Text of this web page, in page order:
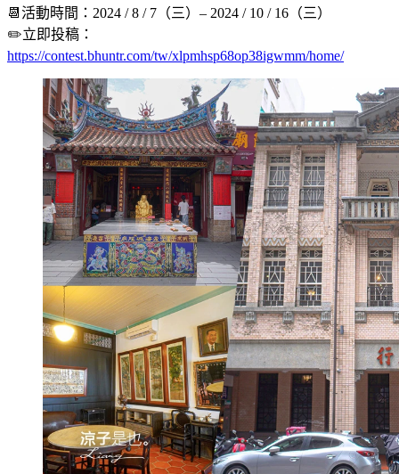
📆活動時間：2024 / 8 / 7（三）– 2024 / 10 / 16（三）
✏️立即投稿：
https://contest.bhuntr.com/tw/xlpmhsp68op38igwmm/home/